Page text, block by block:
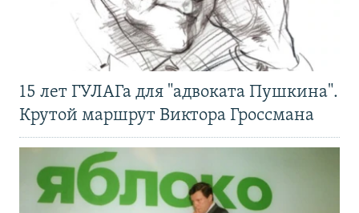
15 лет ГУЛАГа для "адвоката Пушкина".
Крутой маршрут Виктора Гроссмана